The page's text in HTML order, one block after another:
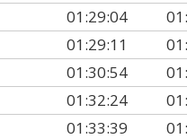
01:29:04
01:29:11
01:30:54
01:32:24
01:33:39